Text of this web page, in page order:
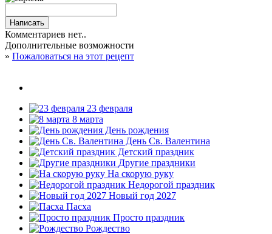
Комментариев нет..
Дополнительные возможности
» Пожаловаться на этот рецепт
23 февраля
8 марта
День рождения
День Св. Валентина
Детский праздник
Другие праздники
На скорую руку
Недорогой праздник
Новый год 2027
Пасха
Просто праздник
Рождество